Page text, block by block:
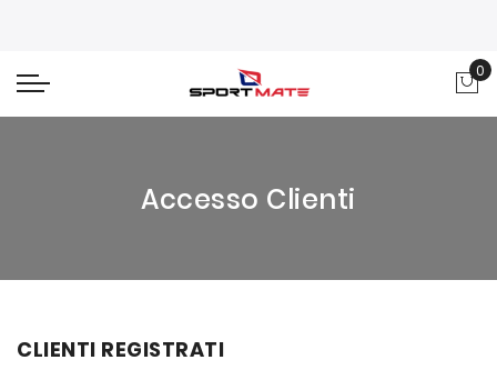
0
Accesso Clienti
CLIENTI REGISTRATI